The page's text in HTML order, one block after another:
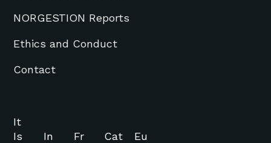
NORGESTION Reports
Ethics and Conduct
Contact
It
Is
In Fr Cat
Eu